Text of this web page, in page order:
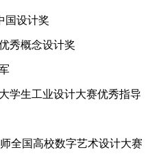
设计奖
秀概念设计奖
生工业设计大赛优秀指导
国高校数字艺术设计大赛